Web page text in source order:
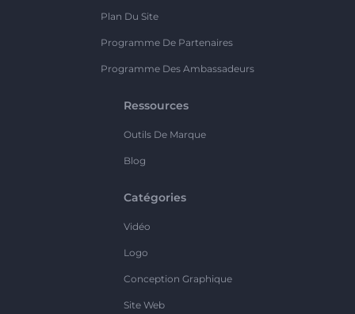
Plan Du Site
Programme De Partenaires
Programme Des Ambassadeurs
Ressources
Outils De Marque
Blog
Catégories
Vidéo
Logo
Conception Graphique
Site Web